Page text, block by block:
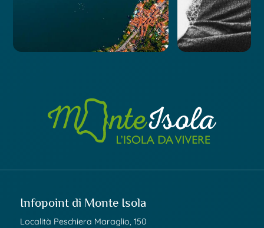
Infopoint di Monte Isola
Località Peschiera Maraglio, 150